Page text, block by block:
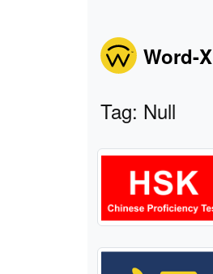
Word-
Tag: Null